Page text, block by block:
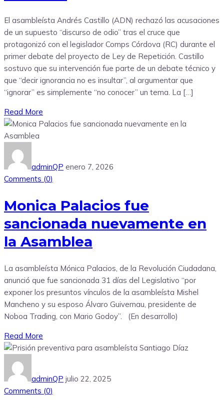
El asambleísta Andrés Castillo (ADN) rechazó las acusaciones
de un supuesto “discurso de odio” tras el cruce que
protagonizó con el legislador Comps Córdova (RC) durante el
primer debate del proyecto de Ley de Repetición. Castillo
sostuvo que su intervención fue parte de un debate técnico y
que “decir ignorancia no es insultar”, al argumentar que
“ignorar” es simplemente “no conocer” un tema. La […]
Read More
adminQP enero 7, 2026
Comments (0)
Monica Palacios fue
sancionada nuevamente en
la Asamblea
La asambleísta Mónica Palacios, de la Revolución Ciudadana,
anunció que fue sancionada 31 días del Legislativo “por
exponer los presuntos vínculos de la asambleísta Mishel
Mancheno y su esposo Álvaro Guivernau, presidente de
Noboa Trading, con Mario Godoy”. (En desarrollo)
Read More
adminQP julio 22, 2025
Comments (0)